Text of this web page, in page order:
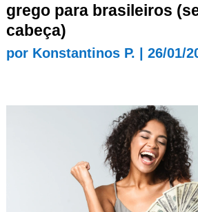
grego para brasileiros
cabeça)
por Konstantinos P. 26/01/